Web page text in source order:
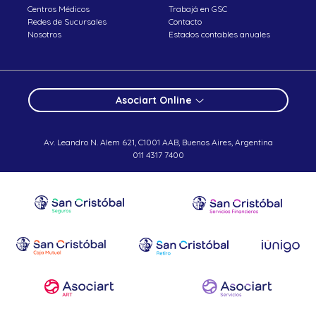
Centros Médicos
Redes de Sucursales
Nosotros
Trabajá en GSC
Contacto
Estados contables anuales
Asociart Online
Av. Leandro N. Alem 621, C1001 AAB, Buenos Aires, Argentina
011 4317 7400